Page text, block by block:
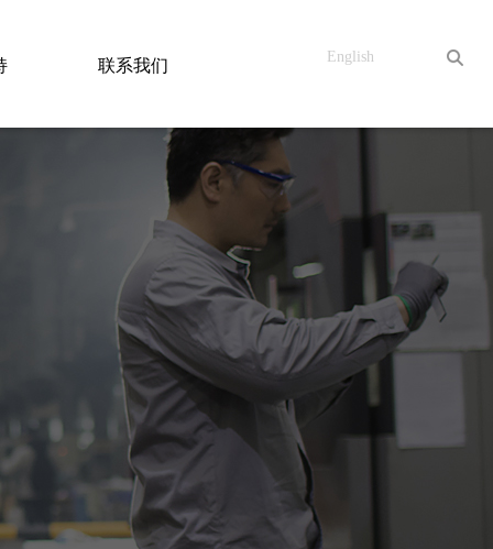
English
联系我们